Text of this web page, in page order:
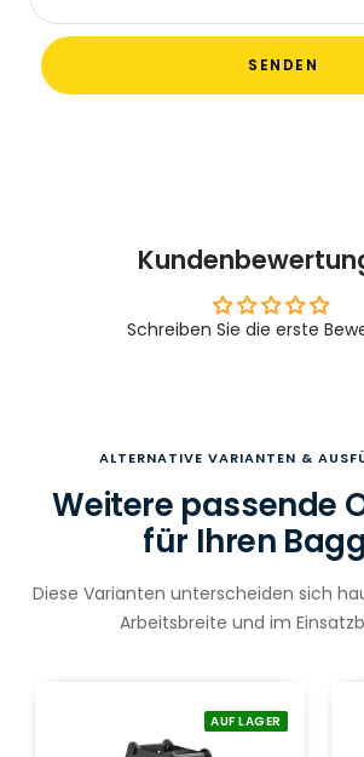
SENDEN
Schreiben Sie die erste
ALTERNATIVE VARIANTEN &
Weitere passende
für Ihren
Diese Varianten unterscheiden sich
Arbeitsbreite und im
AUF LAGER